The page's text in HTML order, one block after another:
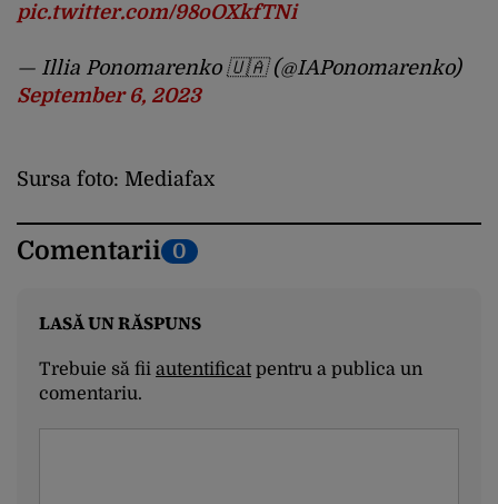
pic.twitter.com/98oOXkfTNi
— Illia Ponomarenko 🇺🇦 (@IAPonomarenko)
September 6, 2023
Sursa foto: Mediafax
Comentarii 0
LASĂ UN RĂSPUNS
Trebuie să fii autentificatpentru a publica un
comentariu.